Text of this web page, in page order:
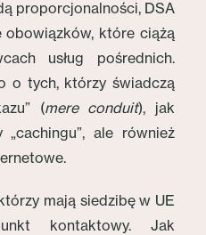
proporcjonalności, DSA
obowiązków, które ciążą
usług pośrednich.
o tych, którzy świadczą
(mere conduit), jak
ale również
mają siedzibę w UE
kontaktowy. Jak